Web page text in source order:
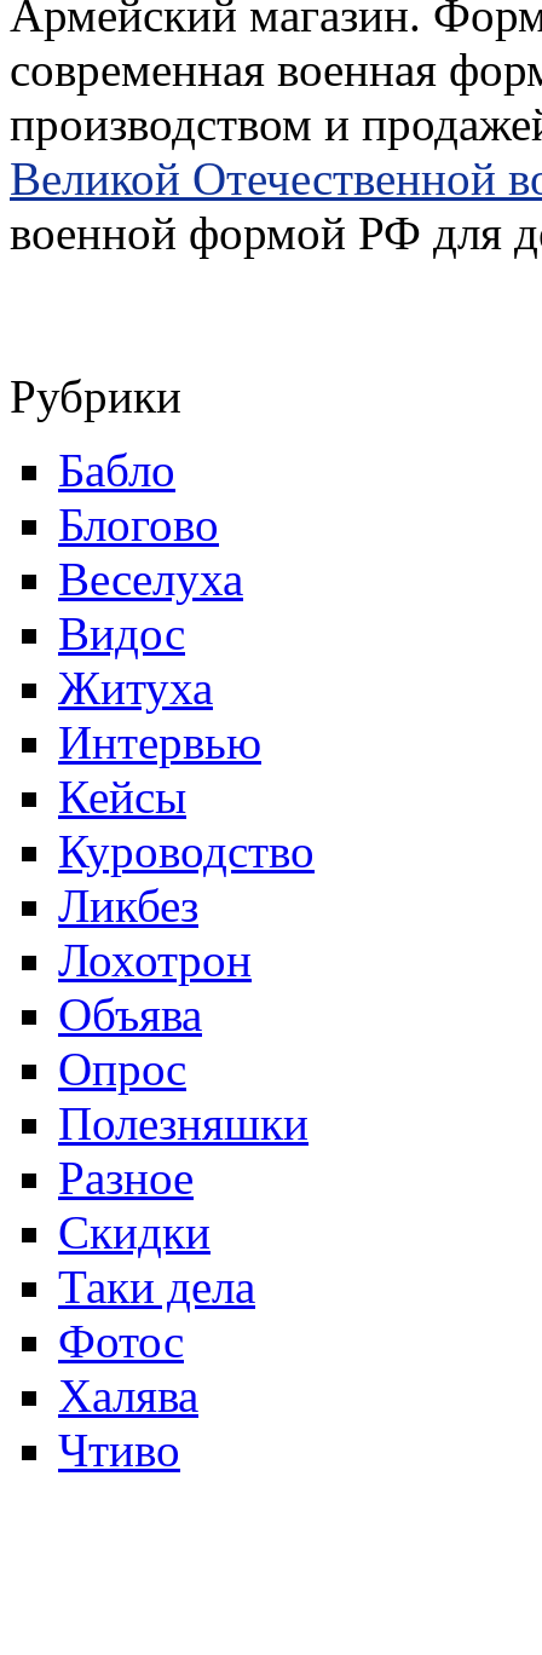
Армейский магазин.
современная военная
производством и
Великой Отечественной
военной формой РФ для
Рубрики
Бабло
Блогово
Веселуха
Видос
Житуха
Интервью
Кейсы
Куроводство
Ликбез
Лохотрон
Объява
Опроc
Полезняшки
Разное
Скидки
Таки дела
Фотос
Халява
Чтиво